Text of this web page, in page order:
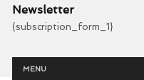
Newsletter
{subscription_form_1}
Menu
MENU